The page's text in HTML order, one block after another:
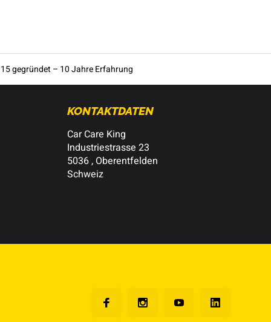
gegründet – 10 Jahre Erfahrung
KONTAKTDATEN
Car Care King
Industriestrasse 23
5036 , Oberentfelden
Schweiz